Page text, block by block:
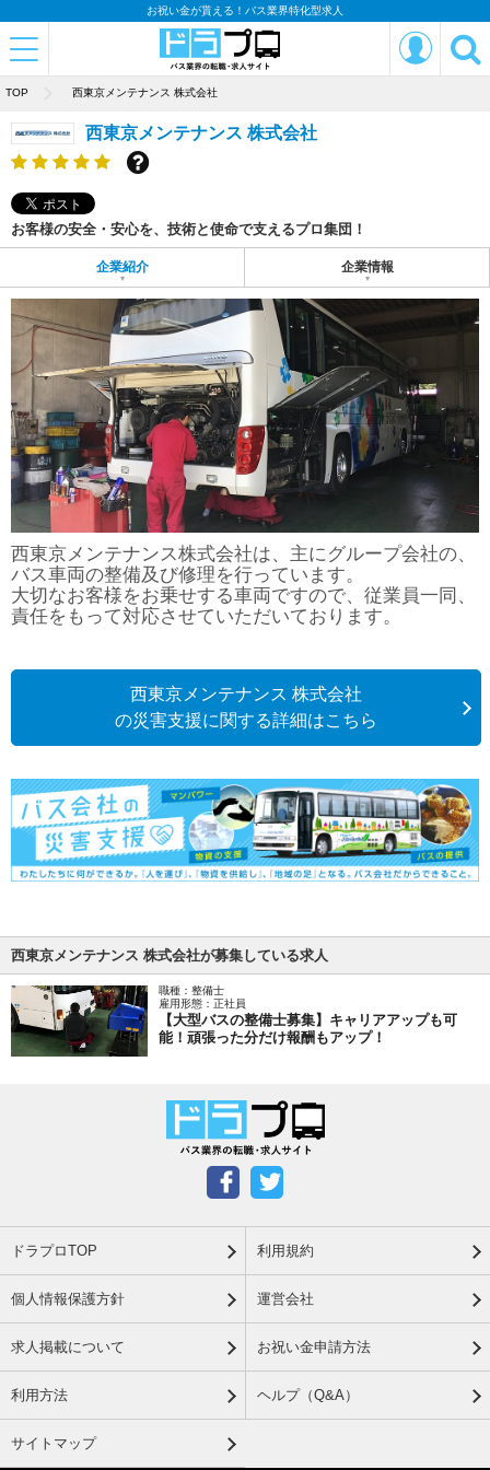
お祝い金が貰える！バス業界特化型求人
TOP 西東京メンテナンス 株式会社
西東京メンテナンス 株式会社
お客様の安全・安心を、技術と使命で支えるプロ集団！
企業紹介 企業情報
西東京メンテナンス株式会社は、主にグループ会社の、
バス車両の整備及び修理を行っています。
大切なお客様をお乗せする車両ですので、従業員一同、
責任をもって対応させていただいております。
西東京メンテナンス 株式会社
の災害支援に関する詳細はこちら
西東京メンテナンス 株式会社が募集している求人
職種：整備士
雇用形態：正社員
【大型バスの整備士募集】キャリアアップも可
能！頑張った分だけ報酬もアップ！
ドラプロTOP 利用規約
個人情報保護方針 運営会社
求人掲載について お祝い金申請方法
利用方法 ヘルプ（Q&A）
サイトマップ